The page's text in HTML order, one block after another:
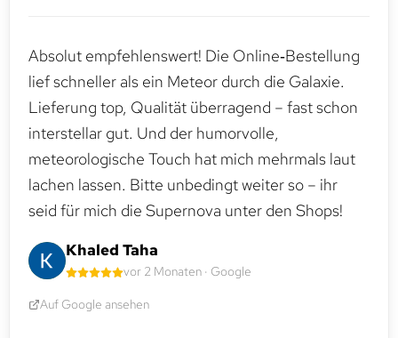
Absolut empfehlenswert! Die Online‑Bestellung
lief schneller als ein Meteor durch die Galaxie.
Lieferung top, Qualität überragend – fast schon
interstellar gut. Und der humorvolle,
meteorologische Touch hat mich mehrmals laut
lachen lassen. Bitte unbedingt weiter so – ihr
seid für mich die Supernova unter den Shops!
Khaled Taha
vor 2 Monaten · Google
Auf Google ansehen